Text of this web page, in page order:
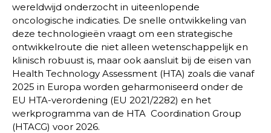
wereldwijd onderzocht in uiteenlopende
oncologische indicaties. De snelle ontwikkeling van
deze technologieën vraagt om een strategische
ontwikkelroute die niet alleen wetenschappelijk en
klinisch robuust is, maar ook aansluit bij de eisen van
Health Technology Assessment (HTA) zoals die vanaf
2025 in Europa worden geharmoniseerd onder de
EU HTA-verordening (EU 2021/2282) en het
werkprogramma van de HTA Coordination Group
(HTACG) voor 2026.